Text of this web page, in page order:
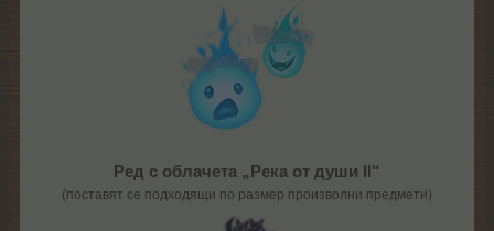
Ред с облачета „Река от души ΙΙ“
(поставят се подходящи по размер произволни предмети)